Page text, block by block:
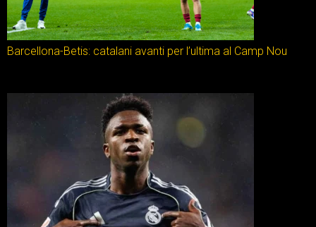
Barcellona-Betis: catalani avanti per l’ultima al Camp Nou